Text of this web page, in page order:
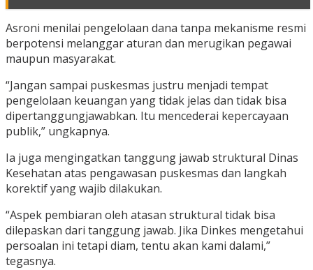
Asroni menilai pengelolaan dana tanpa mekanisme resmi
berpotensi melanggar aturan dan merugikan pegawai
maupun masyarakat.
“Jangan sampai puskesmas justru menjadi tempat
pengelolaan keuangan yang tidak jelas dan tidak bisa
dipertanggungjawabkan. Itu mencederai kepercayaan
publik,” ungkapnya.
Ia juga mengingatkan tanggung jawab struktural Dinas
Kesehatan atas pengawasan puskesmas dan langkah
korektif yang wajib dilakukan.
“Aspek pembiaran oleh atasan struktural tidak bisa
dilepaskan dari tanggung jawab. Jika Dinkes mengetahui
persoalan ini tetapi diam, tentu akan kami dalami,”
tegasnya.